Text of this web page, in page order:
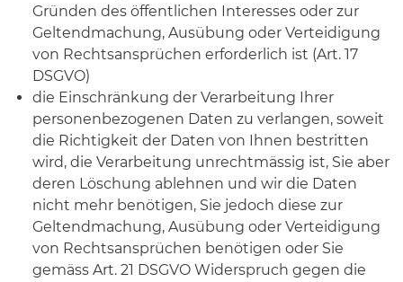
Gründen des öffentlichen Interesses oder zur
Geltendmachung, Ausübung oder Verteidigung
von Rechtsansprüchen erforderlich ist (Art. 17
DSGVO)
die Einschränkung der Verarbeitung Ihrer
personenbezogenen Daten zu verlangen, soweit
die Richtigkeit der Daten von Ihnen bestritten
wird, die Verarbeitung unrechtmässig ist, Sie aber
deren Löschung ablehnen und wir die Daten
nicht mehr benötigen, Sie jedoch diese zur
Geltendmachung, Ausübung oder Verteidigung
von Rechtsansprüchen benötigen oder Sie
gemäss Art. 21 DSGVO Widerspruch gegen die